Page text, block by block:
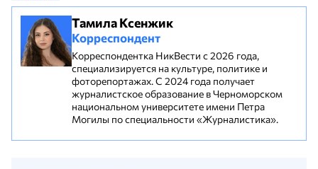
Тамила Ксенжик
Корреспондент
Корреспондентка НикВести с 2026 года,
специализируется на культуре, политике и
фоторепортажах. С 2024 года получает
журналистское образование в Черноморском
национальном университете имени Петра
Могилы по специальности «Журналистика».